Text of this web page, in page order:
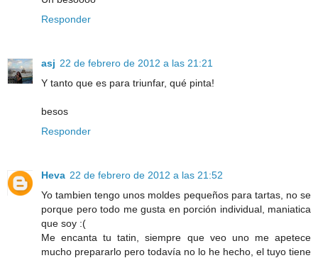
Responder
asj 22 de febrero de 2012 a las 21:21
Y tanto que es para triunfar, qué pinta!
besos
Responder
Heva 22 de febrero de 2012 a las 21:52
Yo tambien tengo unos moldes pequeños para tartas, no se
porque pero todo me gusta en porción individual, maniatica
que soy :(
Me encanta tu tatin, siempre que veo uno me apetece
mucho prepararlo pero todavía no lo he hecho, el tuyo tiene